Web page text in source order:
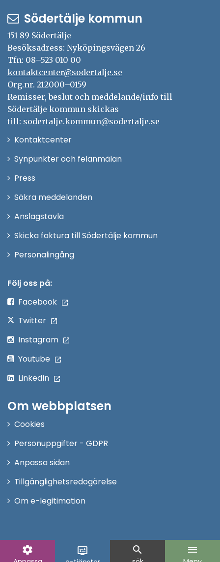
settings display_settings search menu
Södertälje kommun
151 89 Södertälje
Besöksadress: Nyköpingsvägen 26
Tfn: 08–523 010 00
kontaktcenter@sodertalje.se
Org.nr. 212000–0159
Remisser, beslut och meddelande/info till
Södertälje kommun skickas
till: sodertalje.kommun@sodertalje.se
KontaktcenterÖppna
Synpunkter och felanmälan
Press
fönster
Säkra meddelanden
Anslagstavla
Skicka faktura till Södertälje kommun
PersonalingångÖppna
Följ oss på:
Facebook
Twitter
Instagram
Youtube
LinkedIn
Om webbplatsen
Cookies
Personuppgifter - GDPR
Anpassa sidan
Tillgänglighetsredogörelse
Om e-legitimation